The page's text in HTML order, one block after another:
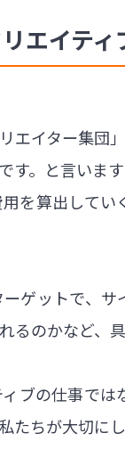
エイティ
イター集団
す。と言いま
を算出して
ゲットで、
のかなど、
ブの仕事で
ちが大切にし